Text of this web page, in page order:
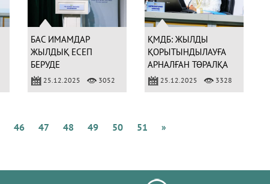
БАС ИМАМДАР
ЖЫЛДЫҚ ЕСЕП
БЕРУДЕ
25.12.2025 3052
ҚМДБ: ЖЫЛДЫ
ҚОРЫТЫНДЫЛАУҒА
АРНАЛҒАН ТӨРАЛҚА
МӘЖІЛІСІ БАСТАЛДЫ
25.12.2025 3328
46 47 48 49 50 51 »